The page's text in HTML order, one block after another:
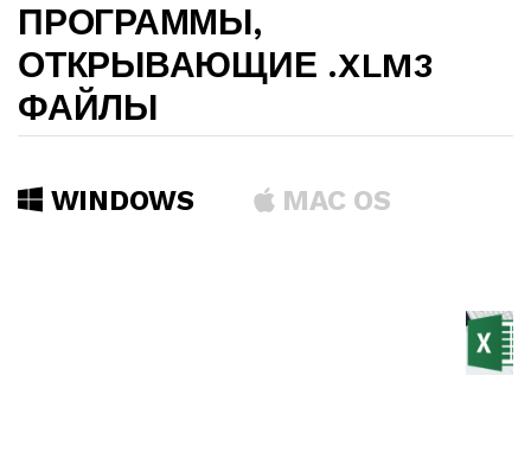
ПРОГРАММЫ,
ОТКРЫВАЮЩИЕ .XLM3
ФАЙЛЫ
WINDOWS MAC OS